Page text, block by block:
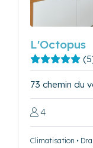
L'Octopus
73 chemin du
4
Climatisation •